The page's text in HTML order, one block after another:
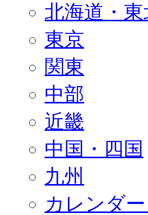
北海道・東
東京
関東
中部
近畿
中国・四国
九州
カレンダー